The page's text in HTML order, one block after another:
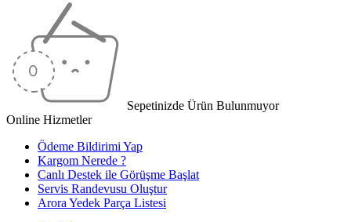
Sepetinizde Ürün Bulunmuyor
Online Hizmetler
Ödeme Bildirimi Yap
Kargom Nerede ?
Canlı Destek ile Görüşme Başlat
Servis Randevusu Oluştur
Arora Yedek Parça Listesi